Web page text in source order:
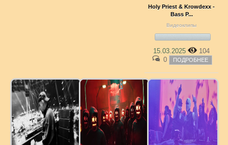
Holy Priest & Krowdexx -
Bass P...
Видеоклипы
15.03.2025
104
0
ПОДРОБНЕЕ